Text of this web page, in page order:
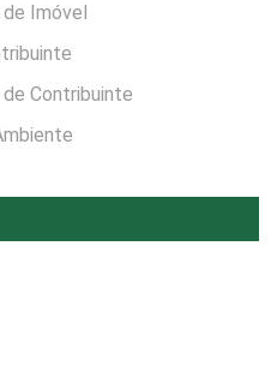
Imóvel
Contribuinte